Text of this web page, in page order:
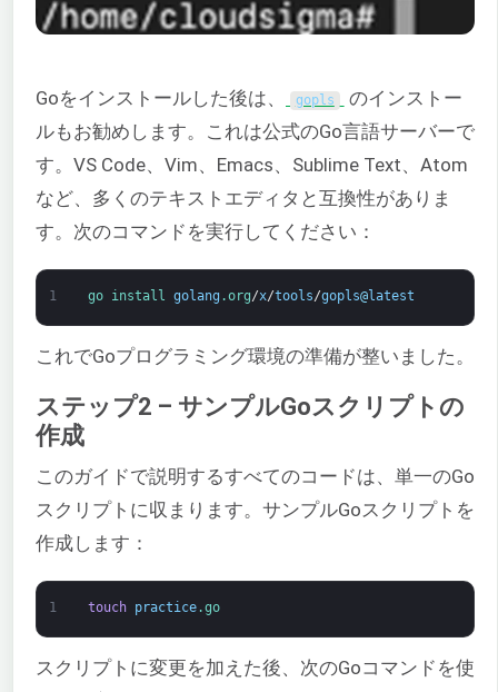
Goをインストールした後は、 gopls
のインストー
ルもお勧めします。これは公式のGo言語サーバーで
す。VS Code、Vim、Emacs、Sublime Text、Atom
など、多くのテキストエディタと互換性がありま
す。次のコマンドを実行してください：
1 go install golang .org/x/tools/gopls@latest
これでGoプログラミング環境の準備が整いました。
ステップ2 – サンプルGoスクリプトの
作成
このガイドで説明するすべてのコードは、単一のGo
スクリプトに収まります。サンプルGoスクリプトを
作成します：
1 touch practice.go
スクリプトに変更を加えた後、次のGoコマンドを使